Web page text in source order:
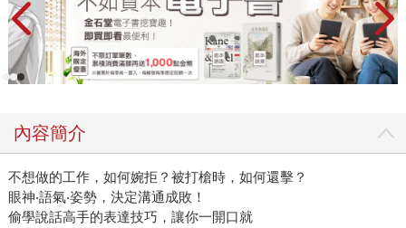
內容簡介
不想做的工作，如何婉拒？被打槍時，如何還擊？
眼神‧語氣‧姿勢，決定溝通成敗！
偷學說話高手的表達技巧，讓你一開口就